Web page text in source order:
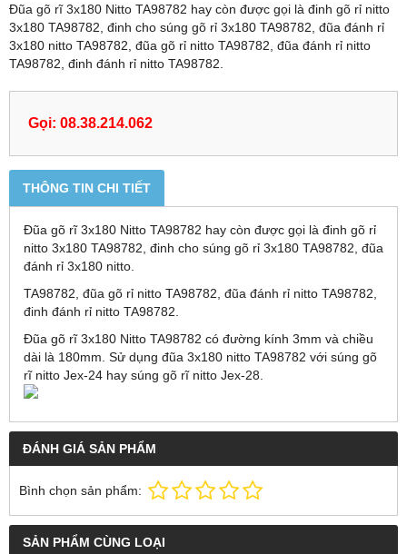
Đũa gõ rĩ 3x180 Nitto TA98782 hay còn được gọi là đinh gõ rỉ nitto
3x180 TA98782, đinh cho súng gõ rỉ 3x180 TA98782, đũa đánh rỉ
3x180 nitto TA98782, đũa gõ rỉ nitto TA98782, đũa đánh rỉ nitto
TA98782, đinh đánh rỉ nitto TA98782.
Gọi: 08.38.214.062
THÔNG TIN CHI TIẾT
Đũa gõ rĩ 3x180 Nitto TA98782 hay còn được gọi là đinh gõ rỉ
nitto 3x180 TA98782, đinh cho súng gõ rỉ 3x180 TA98782, đũa
đánh rỉ 3x180 nitto.
TA98782, đũa gõ rỉ nitto TA98782, đũa đánh rỉ nitto TA98782,
đinh đánh rỉ nitto TA98782.
Đũa gõ rĩ 3x180 Nitto TA98782 có đường kính 3mm và chiều
dài là 180mm. Sử dụng đũa 3x180 nitto TA98782 với súng gõ
rĩ nitto Jex-24 hay súng gõ rĩ nitto Jex-28.
ĐÁNH GIÁ SẢN PHẨM
Bình chọn sản phẩm:
SẢN PHẨM CÙNG LOẠI